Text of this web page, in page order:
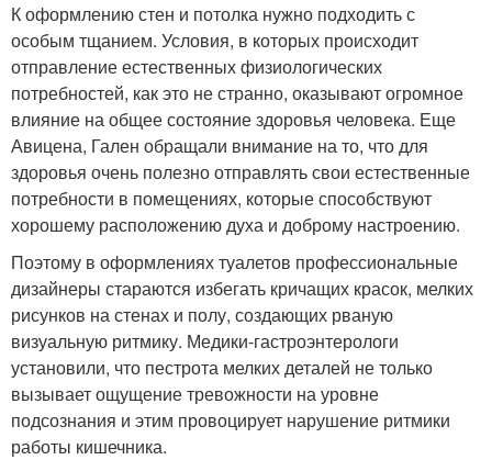
К оформлению стен и потолка нужно подходить с
особым тщанием. Условия, в которых происходит
отправление естественных физиологических
потребностей, как это не странно, оказывают огромное
влияние на общее состояние здоровья человека. Еще
Авицена, Гален обращали внимание на то, что для
здоровья очень полезно отправлять свои естественные
потребности в помещениях, которые способствуют
хорошему расположению духа и доброму настроению.
Поэтому в оформлениях туалетов профессиональные
дизайнеры стараются избегать кричащих красок, мелких
рисунков на стенах и полу, создающих рваную
визуальную ритмику. Медики-гастроэнтерологи
установили, что пестрота мелких деталей не только
вызывает ощущение тревожности на уровне
подсознания и этим провоцирует нарушение ритмики
работы кишечника.